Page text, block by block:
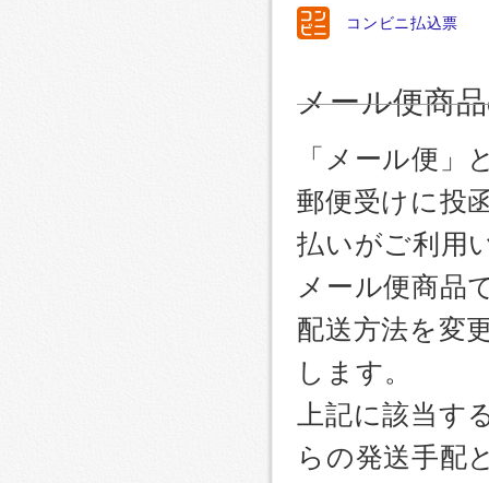
コンビニ払込票
メール便商
「メール便」
郵便受けに投
払いがご利用
メール便商品
配送方法を変
します。
上記に該当
らの発送手配